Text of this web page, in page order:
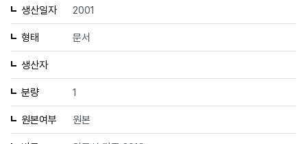
생산일자 2001
형태 문서
생산자
분량 1
원본여부 원본